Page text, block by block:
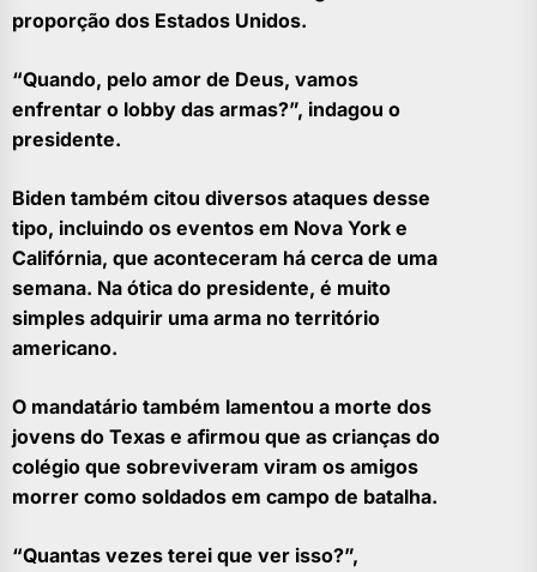
proporção dos Estados Unidos.
“Quando, pelo amor de Deus, vamos
enfrentar o lobby das armas?”, indagou o
presidente.
Biden também citou diversos ataques desse
tipo, incluindo os eventos em Nova York e
Califórnia, que aconteceram há cerca de uma
semana. Na ótica do presidente, é muito
simples adquirir uma arma no território
americano.
O mandatário também lamentou a morte dos
jovens do Texas e afirmou que as crianças do
colégio que sobreviveram viram os amigos
morrer como soldados em campo de batalha.
“Quantas vezes terei que ver isso?”,